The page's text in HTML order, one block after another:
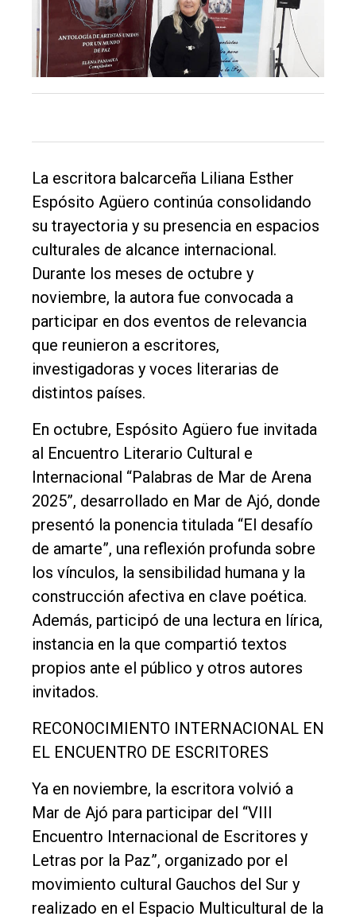
Balcarce
Int.
General
Política
Cultura
Entrevistas
Rural
Deportes
Fúnebres
Edición
Empresa
Nosotros
Contacto
La escritora balcarceña Liliana Esther
Espósito Agüero continúa consolidando
su trayectoria y su presencia en espacios
culturales de alcance internacional.
Durante los meses de octubre y
noviembre, la autora fue convocada a
participar en dos eventos de relevancia
que reunieron a escritores,
investigadoras y voces literarias de
distintos países.
En octubre, Espósito Agüero fue invitada
al Encuentro Literario Cultural e
Internacional “Palabras de Mar de Arena
2025”, desarrollado en Mar de Ajó, donde
presentó la ponencia titulada “El desafío
de amarte”, una reflexión profunda sobre
los vínculos, la sensibilidad humana y la
construcción afectiva en clave poética.
Además, participó de una lectura en lírica,
instancia en la que compartió textos
propios ante el público y otros autores
invitados.
RECONOCIMIENTO INTERNACIONAL EN
EL ENCUENTRO DE ESCRITORES
Ya en noviembre, la escritora volvió a
Mar de Ajó para participar del “VIII
Encuentro Internacional de Escritores y
Letras por la Paz”, organizado por el
movimiento cultural Gauchos del Sur y
realizado en el Espacio Multicultural de la